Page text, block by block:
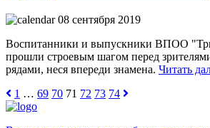
08 сентября 2019
Воспитанники и выпускники ВПОО
прошли строевым шагом перед
рядами, неся впереди знамена. Читать
1 … 69 70 71 72 73 74